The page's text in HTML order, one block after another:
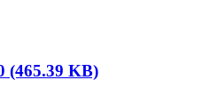
(465.39 KB)